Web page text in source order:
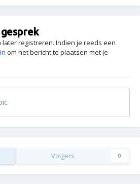
later registreren. Indien je reeds een
om het bericht te plaatsen met je
Volgers 0